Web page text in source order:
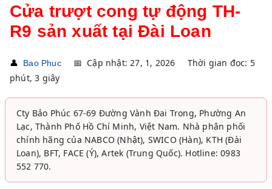
Cửa trượt cong tự động TH-
R9 sản xuất tại Đài Loan
👤 Bao Phuc 📅 Cập nhật: 27, 1, 2026
Thời gian đọc: 5
phút, 3 giây
Cty Bảo Phúc 67-69 Đường Vành Đai Trong, Phường An
Lạc, Thành Phố Hồ Chí Minh, Việt Nam. Nhà phân phối
chính hãng của NABCO (Nhật), SWICO (Hàn), KTH (Đài
Loan), BFT, FACE (Ý), Artek (Trung Quốc). Hotline: 0983
552 770.